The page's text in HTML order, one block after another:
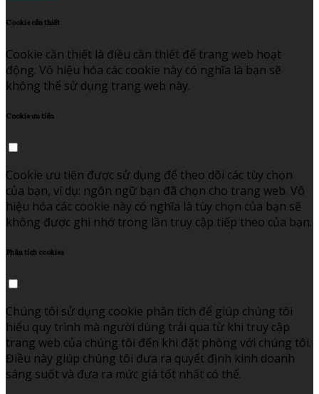
Cookie cần thiết
Cookie cần thiết là điều cần thiết để trang web hoạt
động. Vô hiệu hóa các cookie này có nghĩa là bạn sẽ
không thể sử dụng trang web này.
Cookie ưu tiên
Cookie ưu tiên được sử dụng để theo dõi các tùy chọn
của bạn, ví dụ: ngôn ngữ bạn đã chọn cho trang web. Vô
hiệu hóa các cookie này có nghĩa là tùy chọn của bạn sẽ
không được ghi nhớ trong lần truy cập tiếp theo của bạn.
Phân tích cookies
Chúng tôi sử dụng cookie phân tích để giúp chúng tôi
hiểu quy trình mà người dùng trải qua từ khi truy cập
trang web của chúng tôi đến khi đặt phòng với chúng tôi.
Điều này giúp chúng tôi đưa ra quyết định kinh doanh
sáng suốt và đưa ra mức giá tốt nhất có thể.